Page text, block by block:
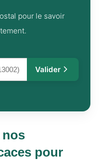
pour le savoir
Valider
nos
pour